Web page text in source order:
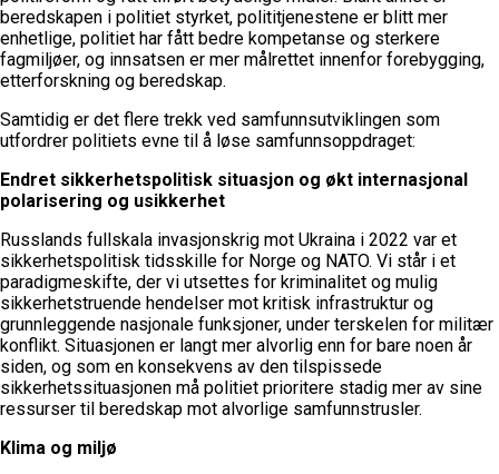
beredskapen i politiet styrket, polititjenestene er blitt mer
enhetlige, politiet har fått bedre kompetanse og sterkere
fagmiljøer, og innsatsen er mer målrettet innenfor forebygging,
etterforskning og beredskap.
Samtidig er det flere trekk ved samfunnsutviklingen som
utfordrer politiets evne til å løse samfunnsoppdraget:
Endret sikkerhetspolitisk situasjon og økt internasjonal
polarisering og usikkerhet
Russlands fullskala invasjonskrig mot Ukraina i 2022 var et
sikkerhetspolitisk tidsskille for Norge og NATO. Vi står i et
paradigmeskifte, der vi utsettes for kriminalitet og mulig
sikkerhetstruende hendelser mot kritisk infrastruktur og
grunnleggende nasjonale funksjoner, under terskelen for militær
konflikt. Situasjonen er langt mer alvorlig enn for bare noen år
siden, og som en konsekvens av den tilspissede
sikkerhetssituasjonen må politiet prioritere stadig mer av sine
ressurser til beredskap mot alvorlige samfunnstrusler.
Klima og miljø